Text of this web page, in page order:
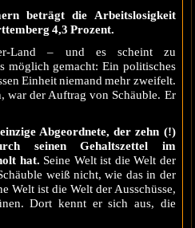
beträgt die Arbeitslosigkeit
4,3 Prozent.
Land – und es scheint zu
möglich gemacht: Ein politisches
Einheit niemand mehr zweifelt.
war der Auftrag von Schäuble. Er
Abgeordnete, der zehn (!)
seinen Gehaltszettel im
hat. Seine Welt ist die Welt der
weiß nicht, wie das in der
Welt ist die Welt der Ausschüsse,
Dort kennt er sich aus, die